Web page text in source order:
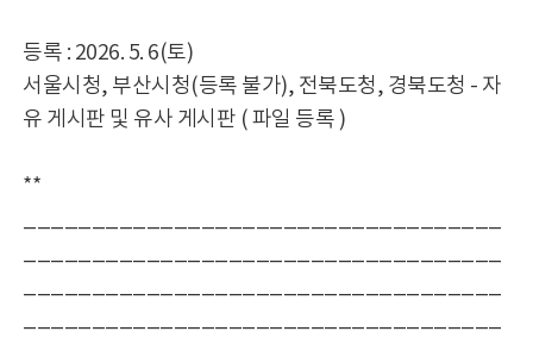
등록 : 2026. 5. 6(토)
서울시청, 부산시청(등록 불가), 전북도청, 경북도청 - 자
유 게시판 및 유사 게시판 ( 파일 등록 )
**